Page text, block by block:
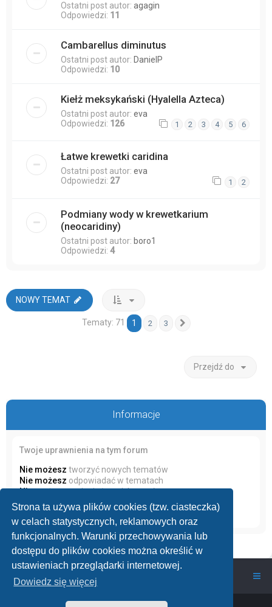
Strona ta używa plików cookies (tzw. ciasteczka)
w celach statystycznych, reklamowych oraz
funkcjonalnych. Warunki przechowywania lub
dostępu do plików cookies można określić w
ustawieniach przeglądarki internetowej.
Dowiedz się więcej
Ostatni post autor: agagin
Odpowiedzi: 11
Cambarellus diminutus
Ostatni post autor: DanielP
Odpowiedzi: 10
Kiełż meksykański (Hyalella Azteca)
Ostatni post autor: eva
Odpowiedzi: 126 1 2 3 4 5 6
Łatwe krewetki caridina
Ostatni post autor: eva
Odpowiedzi: 27 1 2
Podmiany wody w krewetkarium
(neocaridiny)
Ostatni post autor: boro1
Odpowiedzi: 4
NOWY TEMAT
Tematy: 71 1 2 3
Przejdź do
Informacje
Twoje uprawnienia na tym forum
Nie możesz tworzyć nowych tematów
Nie możesz odpowiadać w tematach
Nie możeszzmieniać swoich postów
Nie możesz
usuwać swoich postów
Nie możesz dodawać załączników
wawarium.pl Nasze Forum Akwarystyczne